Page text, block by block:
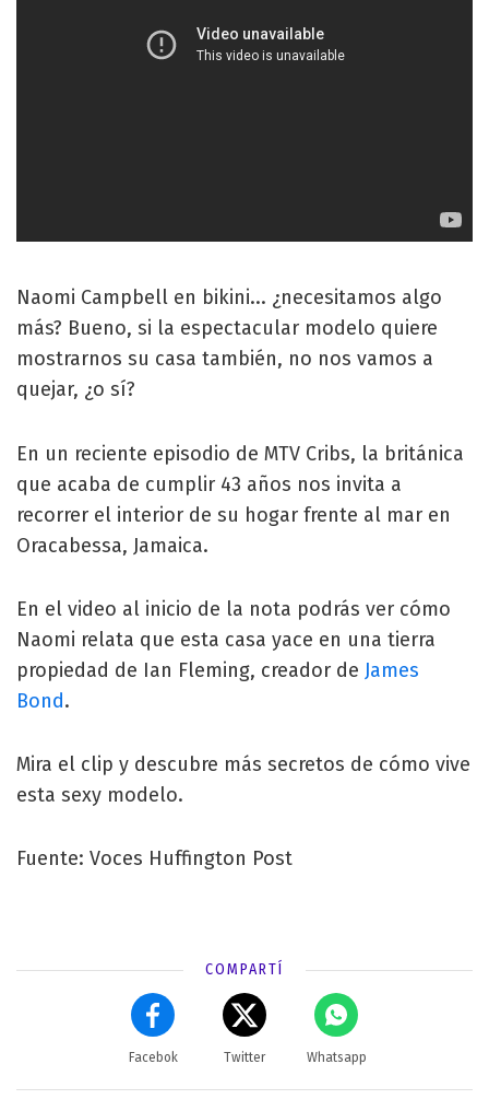
Naomi Campbell en bikini... ¿necesitamos algo
más? Bueno, si la espectacular modelo quiere
mostrarnos su casa también, no nos vamos a
quejar, ¿o sí?
En un reciente episodio de MTV Cribs, la británica
que acaba de cumplir 43 años nos invita a
recorrer el interior de su hogar frente al mar en
Oracabessa, Jamaica.
En el video al inicio de la nota podrás ver cómo
Naomi relata que esta casa yace en una tierra
propiedad de Ian Fleming, creador de James
Bond.
Mira el clip y descubre más secretos de cómo vive
esta sexy modelo.
Fuente: Voces Huffington Post
COMPARTÍ
Facebok Twitter Whatsapp